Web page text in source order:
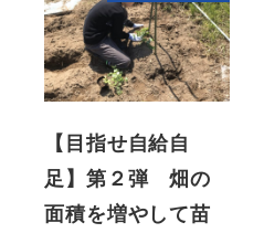
【目指せ自給自
足】第２弾 畑の
面積を増やして苗